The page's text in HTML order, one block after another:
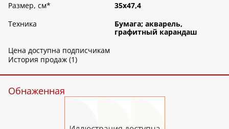
Размер, см*
35х47,4
Техника
Бумага; акварель,
графитный карандаш
Цена доступна подписчикам
История продаж (1)
Обнаженная